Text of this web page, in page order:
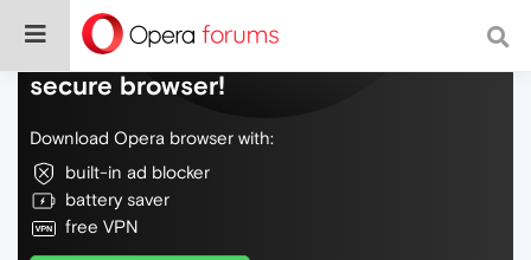
Do more on the web, with a fast and
secure browser!
Download Opera browser with:
built-in ad blocker
battery saver
free VPN